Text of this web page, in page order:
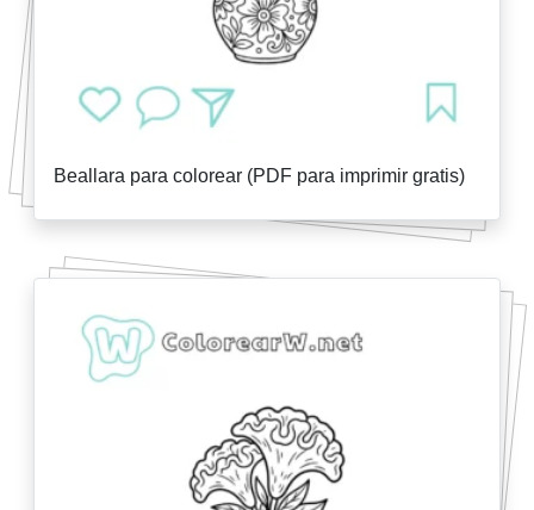
Beallara para colorear (PDF para imprimir gratis)